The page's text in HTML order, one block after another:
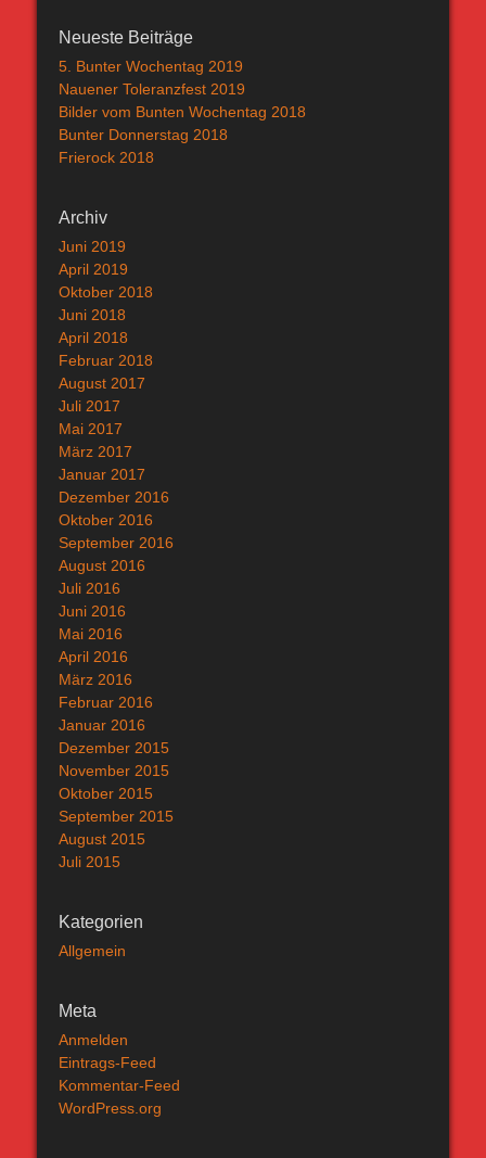
Neueste Beiträge
5. Bunter Wochentag 2019
Nauener Toleranzfest 2019
Bilder vom Bunten Wochentag 2018
Bunter Donnerstag 2018
Frierock 2018
Archiv
Juni 2019
April 2019
Oktober 2018
Juni 2018
April 2018
Februar 2018
August 2017
Juli 2017
Mai 2017
März 2017
Januar 2017
Dezember 2016
Oktober 2016
September 2016
August 2016
Juli 2016
Juni 2016
Mai 2016
April 2016
März 2016
Februar 2016
Januar 2016
Dezember 2015
November 2015
Oktober 2015
September 2015
August 2015
Juli 2015
Kategorien
Allgemein
Meta
Anmelden
Eintrags-Feed
Kommentar-Feed
WordPress.org